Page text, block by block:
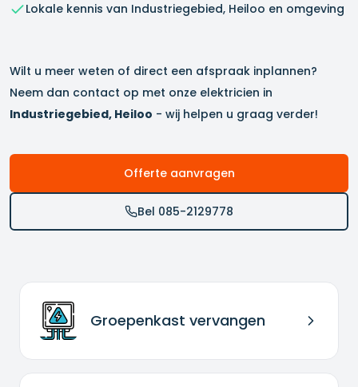
Lokale kennis van Industriegebied, Heiloo en omgeving
Wilt u meer weten of direct een afspraak inplannen?
Neem dan contact op met onze elektricien in
Industriegebied, Heiloo - wij helpen u graag verder!
Offerte aanvragen
Bel 085-2129778
Groepenkast vervangen